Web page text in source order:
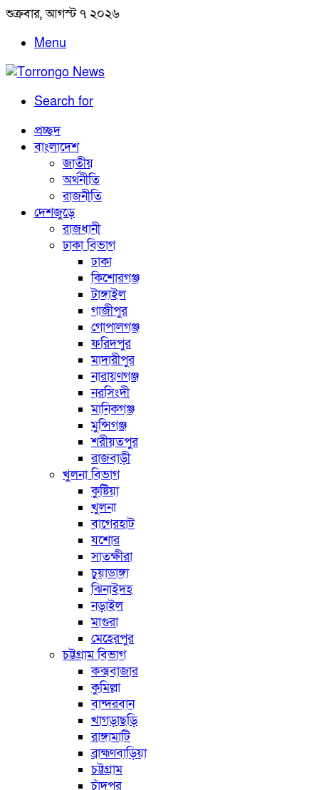
শুক্রবার, আগস্ট ৭ ২০২৬
Menu
Search for
প্রচ্ছদ
বাংলাদেশ
জাতীয়
অর্থনীতি
রাজনীতি
দেশজুড়ে
রাজধানী
ঢাকা বিভাগ
ঢাকা
কিশোরগঞ্জ
টাঙ্গাইল
গাজীপুর
গোপালগঞ্জ
ফরিদপুর
মাদারীপুর
নারায়ণগঞ্জ
নরসিংদী
মানিকগঞ্জ
মুন্সিগঞ্জ
শরীয়তপুর
রাজবাড়ী
খুলনা বিভাগ
কুষ্টিয়া
খুলনা
বাগেরহাট
যশোর
সাতক্ষীরা
চুয়াডাঙ্গা
ঝিনাইদহ
নড়াইল
মাগুরা
মেহেরপুর
চট্টগ্রাম বিভাগ
কক্সবাজার
কুমিল্লা
বান্দরবান
খাগড়াছড়ি
রাঙ্গামাটি
ব্রাহ্মণবাড়িয়া
চট্টগ্রাম
চাঁদপুর